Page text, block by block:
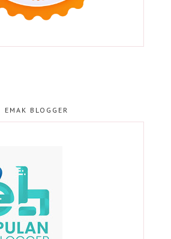
EMAK BLOGGER